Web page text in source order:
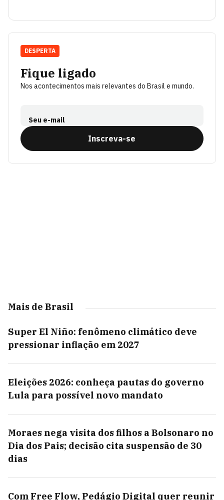
Fique ligado
Nos acontecimentos mais relevantes do Brasil e mundo.
Seu e-mail
Inscreva-se
DESPERTA
Mais de Brasil
Super El Niño: fenômeno climático deve
pressionar inflação em 2027
Eleições 2026: conheça pautas do governo
Lula para possível novo mandato
Moraes nega visita dos filhos a Bolsonaro no
Dia dos Pais; decisão cita suspensão de 30
dias
Com Free Flow, Pedágio Digital quer reunir